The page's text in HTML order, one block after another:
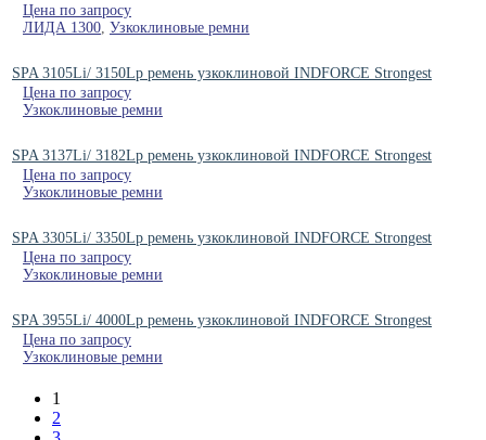
Цена по запросу
ЛИДА 1300 Узкоклиновые ремни
SPA 3105Li/ 3150Lp ремень узкоклиновой INDFORCE Strongest
Цена по запросу
Узкоклиновые ремни
SPA 3137Li/ 3182Lp ремень узкоклиновой INDFORCE Strongest
Цена по запросу
Узкоклиновые ремни
SPA 3305Li/ 3350Lp ремень узкоклиновой INDFORCE Strongest
Цена по запросу
Узкоклиновые ремни
SPA 3955Li/ 4000Lp ремень узкоклиновой INDFORCE Strongest
Цена по запросу
Узкоклиновые ремни
1
2